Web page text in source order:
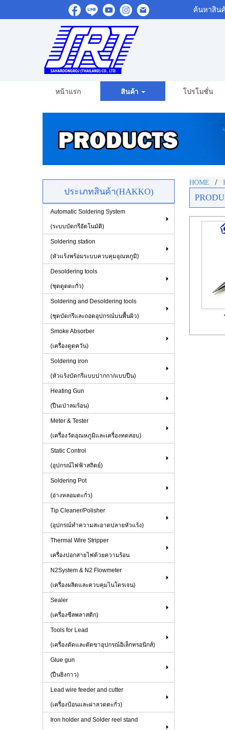
ค้นหาสิน
หน้าแรก สินค้า โปรโมชั่น
ประเภทสินค้า(HAKKO)
Automatic Soldering System
(ระบบบัดกรีอัตโนมัติ)
Soldering station
(หัวแร้งพร้อมระบบควบคุมอุณหภูมิ)
Desoldering tools
(ชุดดูดตะกั่ว)
Soldering and Desoldering tools
(ชุดบัดกรีและถอดอุปกรณ์บนพื้นผิว)
Smoke Absorber
(เครื่องดูดควัน)
Soldering iron
(หัวแร้งบัดกรีแบบปากกา/แบบปืน)
Heating Gun
(ปืนเป่าลมร้อน)
Meter & Tester
(เครื่องวัดอุณหภูมิและเครื่องทดสอบ)
Static Control
(อุปกรณ์ไฟฟ้าสถิตย์)
Soldering Pot
(อ่างหลอมตะกั่ว)
Tip Cleaner/Polisher
(อุปกรณ์ทำความสะอาดปลายหัวแร้ง)
Thermal Wire Stripper
เครื่องปอกสายไฟด้วยความร้อน
N2System & N2 Flowmeter
(เครื่องผลิตและควบคุมไนโตรเจน)
Sealer
(เครื่องซีลพลาสติก)
Tools for Lead
(เครื่องดัดและตัดขาอุปกรณ์อิเล็กทรอนิกส์)
Glue gun
(ปืนยิงกาว)
Lead wire feeder and cutter
(เครื่องป้อนและผ่าลวดตะกั่ว)
Iron holder and Solder reel stand
HOME /